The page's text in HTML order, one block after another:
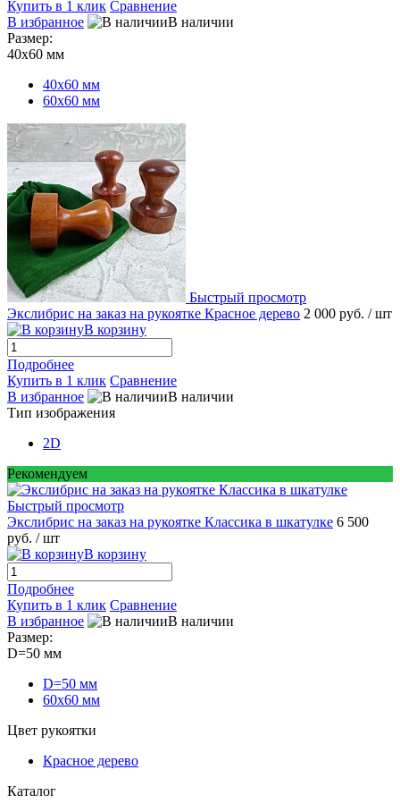
Купить в 1 клик Сравнение
В избранное
В наличии
Размер:
40х60 мм
40х60 мм
60х60 мм
Быстрый просмотр
Экслибрис на заказ на рукоятке Красное дерево 2 000 руб. / шт
В корзину
Подробнее
Купить в 1 клик Сравнение
В избранное
В наличии
Тип изображения
2D
Рекомендуем
Быстрый просмотр
Экслибрис на заказ на рукоятке Классика в шкатулке 6 500
руб. / шт
В корзину
Подробнее
Купить в 1 клик Сравнение
В избранное
В наличии
Размер:
D=50 мм
D=50 мм
60х60 мм
Цвет рукоятки
Красное дерево
Каталог